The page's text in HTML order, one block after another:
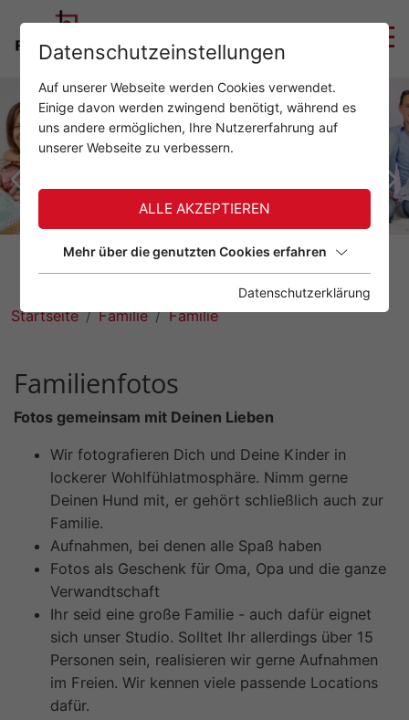
Startseite Familie Familie
Familienfotos
Fotos gemeinsam mit Deinen Lieben
Wir fotografieren Dich und Deine Kinder in
lockerer Wohlfühlatmosphäre. Nimm gerne
Deinen Hund mit, er gehört schließlich auch zur
Familie.
Aufnahmen, bei denen alle Spaß haben
Fotos als Geschenk für Oma, Opa und die ganze
Verwandtschaft
Ihr seid eine große Familie - auch dafür eignet
sich unser Studio. Solltet Ihr allerdings über 15
Personen sein, realisieren wir gerne Aufnahmen
im Freien. Wir kennen viele passende Locations
dafür.
Datenschutzeinstellungen
Auf unserer Webseite werden Cookies verwendet.
Einige davon werden zwingend benötigt, während es
uns andere ermöglichen, Ihre Nutzererfahrung auf
unserer Webseite zu verbessern.
ALLE AKZEPTIEREN
Mehr über die genutzten Cookies erfahren
Datenschutzerklärung